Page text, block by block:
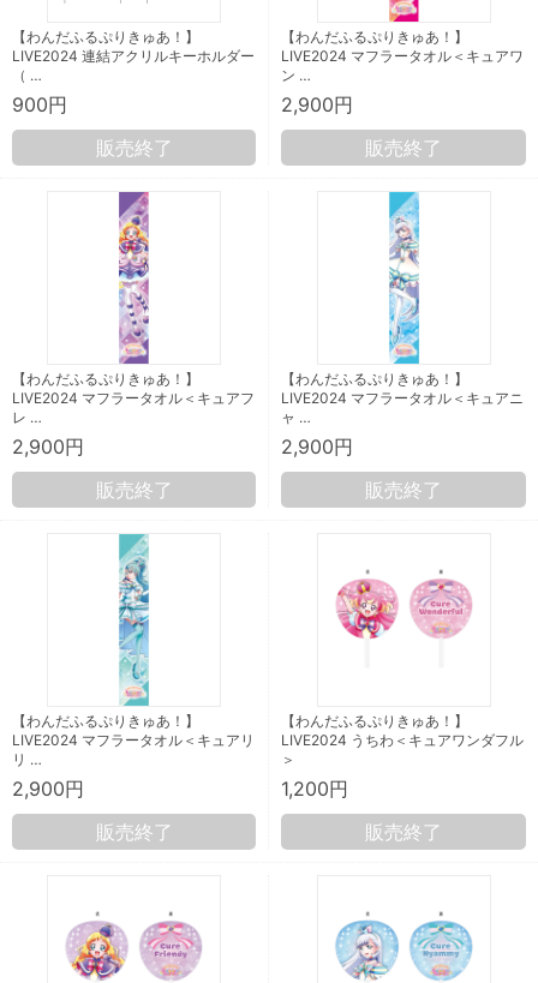
【わんだふるぷりきゅあ！】
LIVE2024 連結アクリルキーホルダー
（ …
900円
販売終了
【わんだふるぷりきゅあ！】
LIVE2024 マフラータオル＜キュアワ
ン …
2,900円
販売終了
【わんだふるぷりきゅあ！】
LIVE2024 マフラータオル＜キュアフ
レ …
2,900円
販売終了
【わんだふるぷりきゅあ！】
LIVE2024 マフラータオル＜キュアニ
ャ …
2,900円
販売終了
【わんだふるぷりきゅあ！】
LIVE2024 マフラータオル＜キュアリ
リ …
2,900円
販売終了
【わんだふるぷりきゅあ！】
LIVE2024 うちわ＜キュアワンダフル
＞
1,200円
販売終了